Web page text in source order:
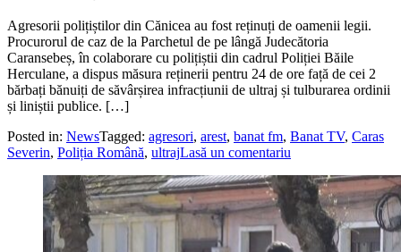
Agresorii polițiștilor din Cănicea au fost reținuți de oamenii legii.
Procurorul de caz de la Parchetul de pe lângă Judecătoria
Caransebeș, în colaborare cu polițiștii din cadrul Poliției Băile
Herculane, a dispus măsura reținerii pentru 24 de ore față de cei 2
bărbați bănuiți de săvârșirea infracțiunii de ultraj și tulburarea ordinii
și liniștii publice. […]
Posted in: NewsTagged: agresori, arest, banat fm, Banat TV, Caras
Severin, Poliția Română, ultrajLasă un comentariu